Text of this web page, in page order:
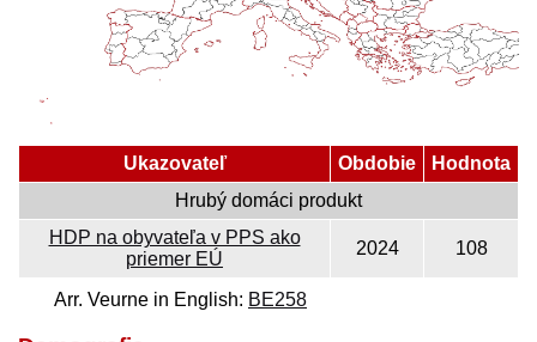
Ukazovateľ Obdobie
Hodnota
Hrubý domáci produkt
HDP na obyvateľa v PPS ako
priemer EÚ
2024 108
Arr. Veurne in English: BE258